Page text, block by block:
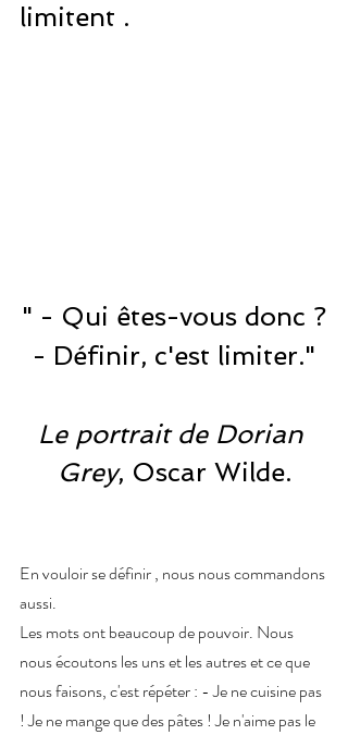
limitent .
" - Qui êtes-vous donc ?
- Définir, c'est limiter."
Le portrait de Dorian
Grey, Oscar Wilde.
En vouloir se définir , nous nous commandons
aussi.
Les mots ont beaucoup de pouvoir. Nous
nous écoutons les uns et les autres et ce que
nous faisons, c'est répéter : - Je ne cuisine pas
! Je ne mange que des pâtes ! Je n'aime pas le